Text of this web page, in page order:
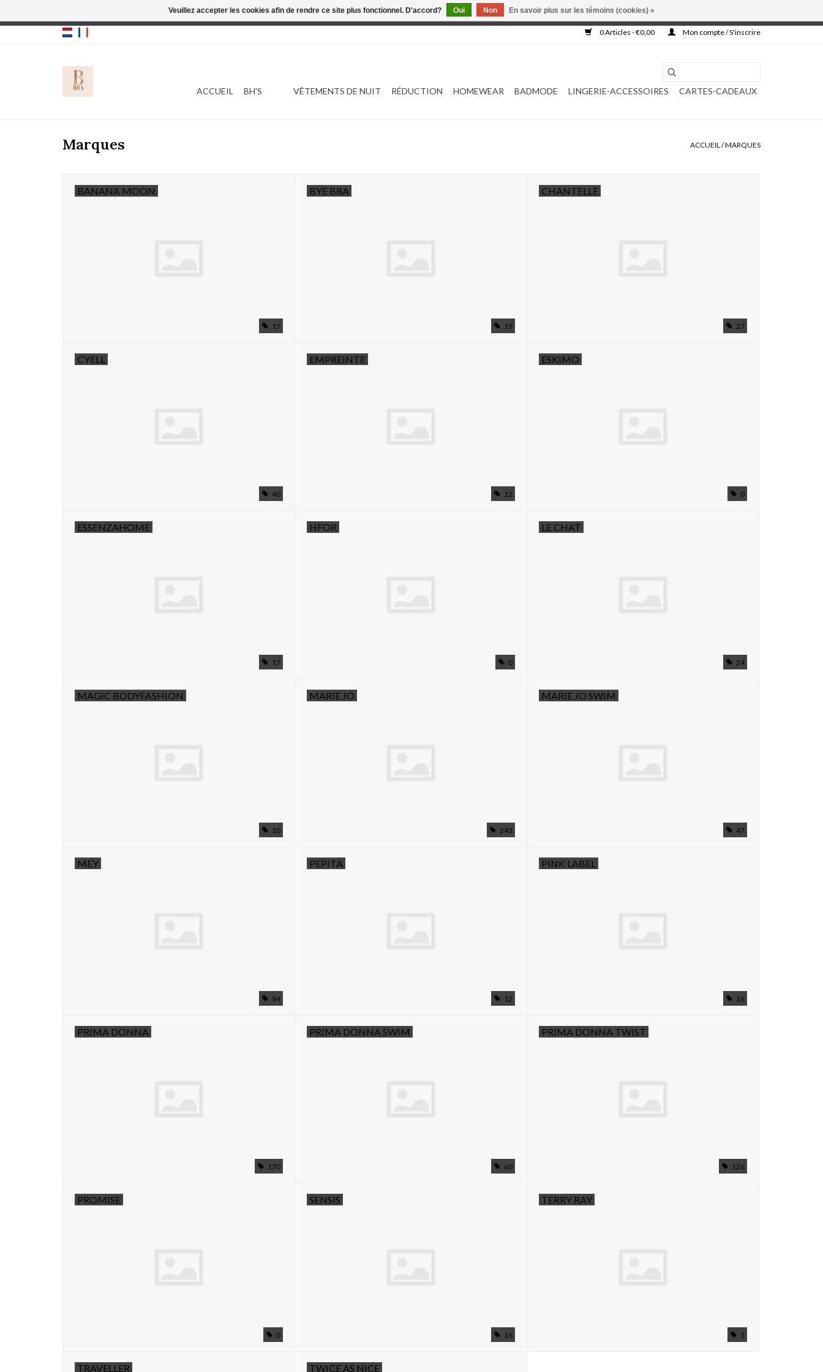
0 Articles - €0,00 Mon compte / S'inscrire
ACCUEIL BH'S VÊTEMENTS DE NUIT RÉDUCTION HOMEWEAR BADMODE LINGERIE-ACCESSOIRES CARTES-CADEAUX
Marques ACCUEIL/MARQUES
BANANA MOON
17
BYE BRA
19
CHANTELLE
27
CYELL
40
EMPREINTE
12
ESKIMO
0
ESSENZAHOME
17
HFOR
0
LE CHAT
24
MAGIC BODYFASHION
10
MARIE JO
243
MARIE JO SWIM
47
MEY
94
PEPITA
12
PINK LABEL
16
PRIMA DONNA
170
PRIMA DONNA SWIM
60
PRIMA DONNA TWIST
126
PROMISE
0
SENSIS
16
TERRY RAY
1
TRAVELLER TWICE AS NICE
Veuillez accepter les cookies afin de rendre ce site plus fonctionnel. D'accord? Oui Non En savoir plus sur les témoins (cookies) »
Cette boutique est en construction. Toute commande passée ne sera ni traitée, ni complétée.